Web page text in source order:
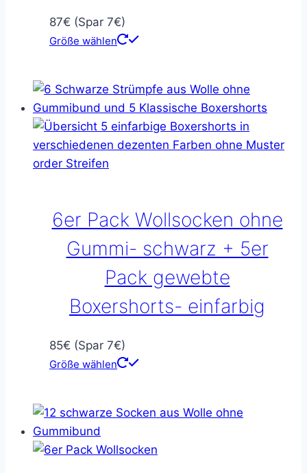
87€ (Spar 7€)
Größe wählen
6er Pack Wollsocken ohne
Gummi- schwarz + 5er
Pack gewebte
Boxershorts- einfarbig
85€ (Spar 7€)
Größe wählen